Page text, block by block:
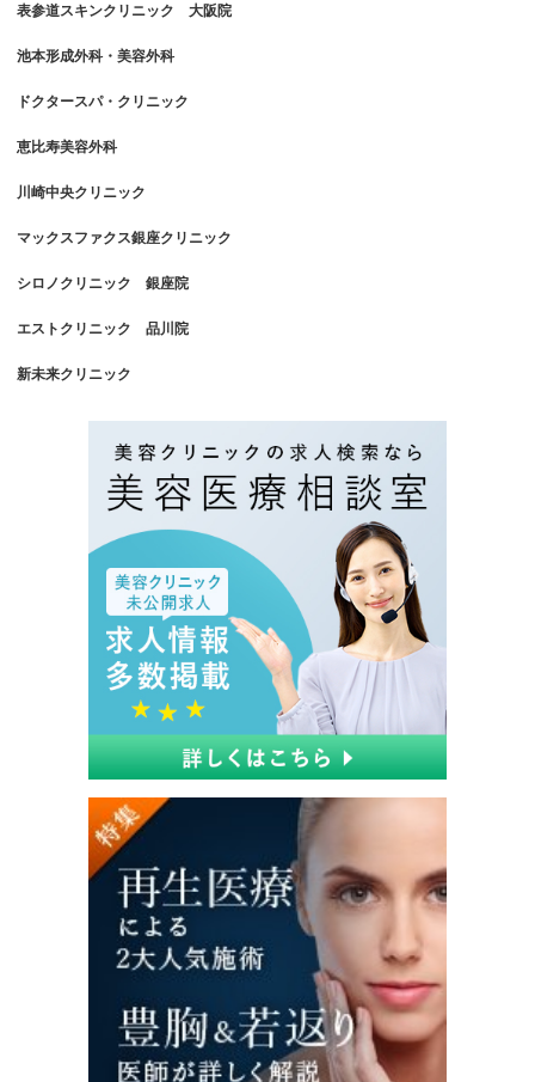
表参道スキンクリニック 大阪院
池本形成外科・美容外科
ドクタースパ・クリニック
恵比寿美容外科
川崎中央クリニック
マックスファクス銀座クリニック
シロノクリニック 銀座院
エストクリニック 品川院
新未来クリニック